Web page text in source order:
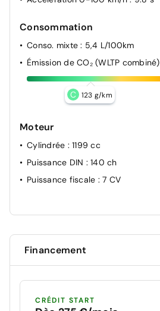
Consommation
Conso. mixte: 5,4 L/100km
Émission de CO₂ (WLTP combiné)
C 123 g/km
Moteur
Cylindrée : 1199 cc
Puissance DIN : 140 ch
Puissance fiscale : 7 CV
Financement
CRÉDIT START